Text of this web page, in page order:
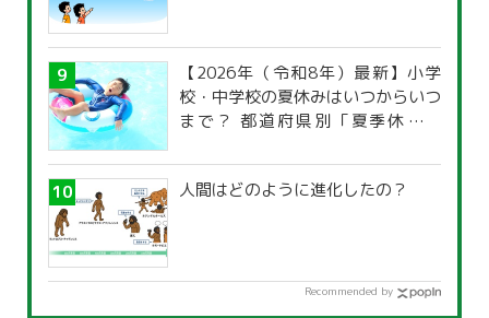
【2026年（令和8年）最新】小学
校・中学校の夏休みはいつからいつ
まで？ 都道府県別「夏季休暇一
人間はどのように進化したの？
Recommended by